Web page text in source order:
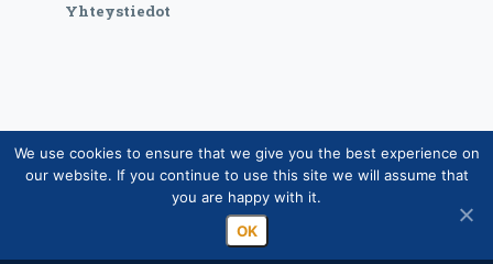
Yhteystiedot
Copyright © Suomen Rotarypalvelu ry 2026 |
Jäsentietojärjestelmän tietosuojaseloste|Henkilötietojen
käsittely Rotarytoiminnassa
We use cookies to ensure that we give you the best experience on
our website. If you continue to use this site we will assume that
you are happy with it.
OK